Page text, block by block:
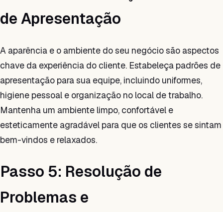
de Apresentação
A aparência e o ambiente do seu negócio são aspectos
chave da experiência do cliente. Estabeleça padrões de
apresentação para sua equipe, incluindo uniformes,
higiene pessoal e organização no local de trabalho.
Mantenha um ambiente limpo, confortável e
esteticamente agradável para que os clientes se sintam
bem-vindos e relaxados.
Passo 5: Resolução de
Problemas e